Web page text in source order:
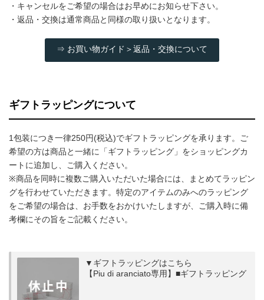
・キャンセルをご希望の場合はお早めにお知らせ下さい。
・返品・交換は通常商品と同様の取り扱いとなります。
⇒ お買い物ガイド＞返品・交換について
ギフトラッピングについて
1包装につき一律250円(税込)でギフトラッピングを承ります。ご
希望の方は商品と一緒に「ギフトラッピング」をショッピングカ
ートに追加し、ご購入ください。
※商品を同時に複数ご購入いただいた場合には、まとめてラッピン
グを行わせていただきます。特定のアイテムのみへのラッピング
をご希望の場合は、お手数をおかけいたしますが、ご購入時に備
考欄にその旨をご記載ください。
▼ギフトラッピングはこちら
【Piu di aranciato専用】■ギフトラッピング